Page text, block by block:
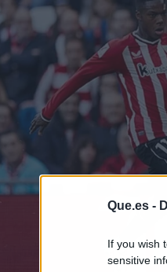
Que.es -
If you wish
sensitive